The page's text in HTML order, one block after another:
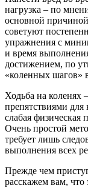
нагрузка – по
основной
советуют
упражнения с
и время
достижением, по
«коленных шагов»
Ходьба на коленях
препятствиями для
слабая физическая
Очень простой
требует лишь
выполнения всех
Прежде чем
расскажем вам, что